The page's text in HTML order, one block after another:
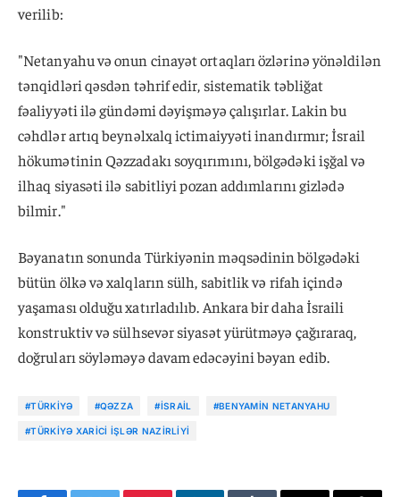
verilib:
"Netanyahu və onun cinayət ortaqları özlərinə yönəldilən
tənqidləri qəsdən təhrif edir, sistematik təbliğat
fəaliyyəti ilə gündəmi dəyişməyə çalışırlar. Lakin bu
cəhdlər artıq beynəlxalq ictimaiyyəti inandırmır; İsrail
hökumətinin Qəzzadakı soyqırımını, bölgədəki işğal və
ilhaq siyasəti ilə sabitliyi pozan addımlarını gizlədə
bilmir."
Bəyanatın sonunda Türkiyənin məqsədinin bölgədəki
bütün ölkə və xalqların sülh, sabitlik və rifah içində
yaşaması olduğu xatırladılıb. Ankara bir daha İsraili
konstruktiv və sülhsevər siyasət yürütməyə çağıraraq,
doğruları söyləməyə davam edəcəyini bəyan edib.
#TÜRKIYƏ #QƏZZA #İSRAIL #BENYAMIN NETANYAHU
#TÜRKIYƏ XARICI İŞLƏR NAZIRLIYI